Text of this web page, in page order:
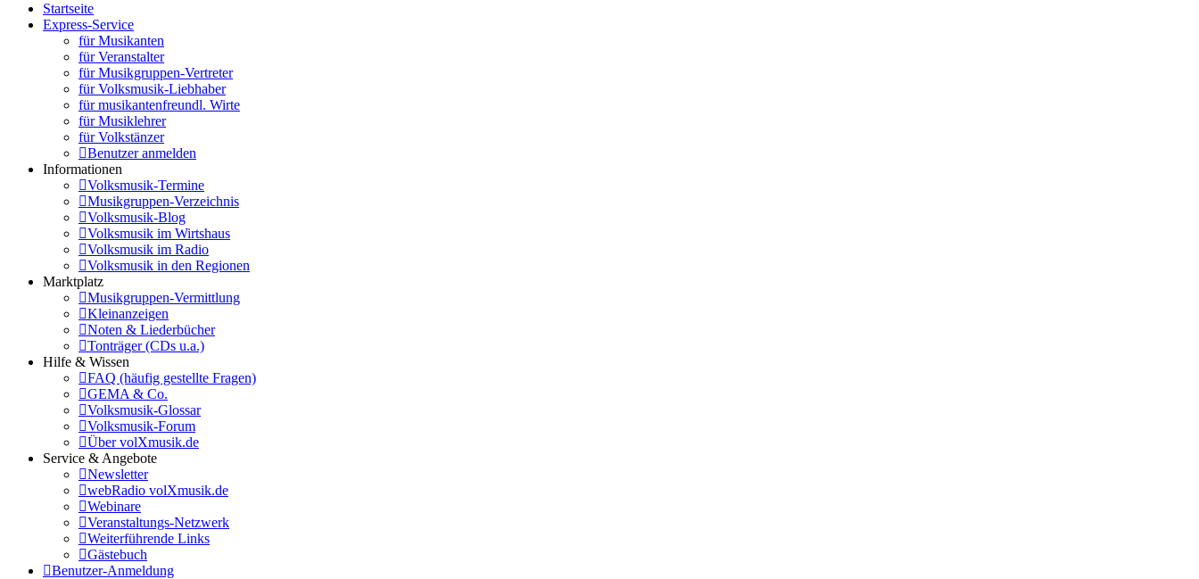
Startseite
Express-Service
für Musikanten
für Veranstalter
für Musikgruppen-Vertreter
für Volksmusik-Liebhaber
für musikantenfreundl. Wirte
für Musiklehrer
für Volkstänzer
Benutzer anmelden
Informationen
Volksmusik-Termine
Musikgruppen-Verzeichnis
Volksmusik-Blog
Volksmusik im Wirtshaus
Volksmusik im Radio
Volksmusik in den Regionen
Marktplatz
Musikgruppen-Vermittlung
Kleinanzeigen
Noten & Liederbücher
Tonträger (CDs u.a.)
Hilfe & Wissen
FAQ (häufig gestellte Fragen)
GEMA & Co.
Volksmusik-Glossar
Volksmusik-Forum
Über volXmusik.de
Service & Angebote
Newsletter
webRadio volXmusik.de
Webinare
Veranstaltungs-Netzwerk
Weiterführende Links
Gästebuch
Benutzer-Anmeldung